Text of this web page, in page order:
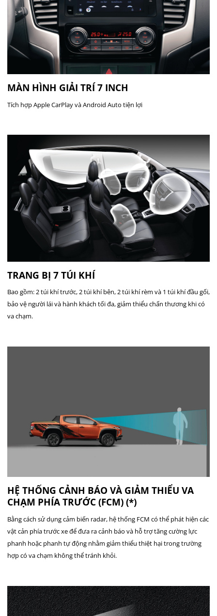
MÀN HÌNH GIẢI TRÍ 7 INCH
Tích hợp Apple CarPlay và Android Auto tiện lợi
TRANG BỊ 7 TÚI KHÍ
Bao gồm: 2 túi khí trước, 2 túi khí bên, 2 túi khí rèm và 1 túi khí đầu gối,
bảo vệ người lái và hành khách tối đa, giảm thiểu chấn thương khi có
va chạm.
HỆ THỐNG CẢNH BÁO VÀ GIẢM THIỂU VA
CHẠM PHÍA TRƯỚC (FCM) (*)
Bằng cách sử dụng cảm biến radar, hệ thống FCM có thể phát hiện các
vật cản phía trước xe để đưa ra cảnh báo và hỗ trợ tăng cường lực
phanh hoặc phanh tự động nhằm giảm thiểu thiệt hại trong trường
hợp có va chạm không thể tránh khỏi.